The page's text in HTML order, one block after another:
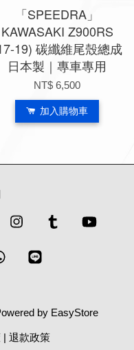
「SPEEDRA」
KAWASAKI Z900RS
19) 碳纖維尾殼總成
日本製｜專車專用
NT$ 6,500
加入購物車
Instagram Tumblr
Whatsapp
by EasyStore
| 退款政策